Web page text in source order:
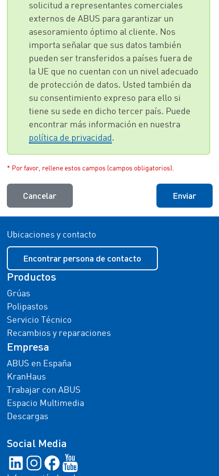
solicitud a representantes comerciales
externos de ABUS para garantizar un
asesoramiento óptimo al cliente. Nos
importa señalar que sus datos también
pueden ser transferidos a países fuera de
la UE que no cuentan con un nivel adecuado
de protección de datos. Usted también da
su consentimiento expreso para ello si
tiene su sede en dicho tercer país. Puede
encontrar más información en nuestra
política de privacidad .
* Por favor, rellene estos campos (campos obligatorios).
Cancelar Enviar
Ubicaciones y contacto
Encontrar persona de contacto
Productos
Grúas
Polipastos
Servicio Técnico
Recambios y reparaciones
Empresa
ABUS en España
KranHaus
Trabajar con ABUS
Espacio Multimedia
Descargas
Social Media